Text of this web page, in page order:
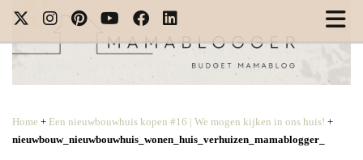
Home + Een nieuwbouwhuis kopen #16 | We mogen kijken in ons huis! +
nieuwbouw_nieuwbouwhuis_wonen_huis_verhuizen_mamablogger_